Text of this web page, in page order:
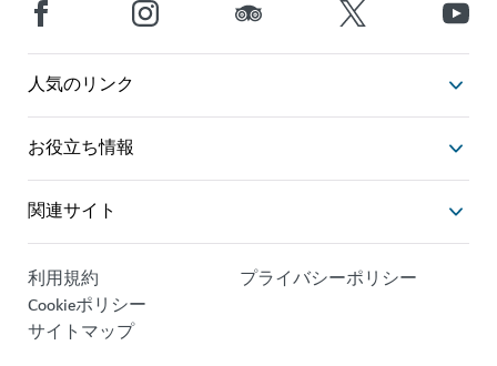
人気のリンク
お役立ち情報
関連サイト
利用規約
プライバシーポリシー
Cookieポリシー
サイトマップ